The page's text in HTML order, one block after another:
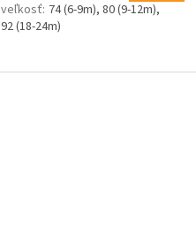
74 (6-9m) 80 (9-12m)
92 (18-24m)